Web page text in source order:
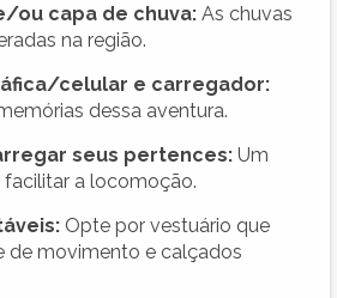
ou capa de chuva: As chuvas
na região.
celular e carregador:
dessa aventura.
seus pertences: Um
a locomoção.
Opte por vestuário que
de movimento e calçados